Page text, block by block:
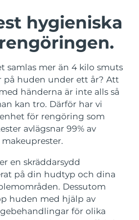
hygieniska
samlas mer än 4 kilo smuts
på huden under ett år? Att
händerna är inte alls så
kan tro. Därför har vi
för rengöring som
avlägsnar 99% av
en skräddarsydd
på din hudtyp och dina
Dessutom
huden med hjälp av
för olika
4-paket
massage
4 Plus
LED heating
4 Men
anti-aging massage
2-paket
toning
2 go
toning on-the-go
2 eyes & lips
line smoothing device
3-paket
hydration
3 LED
and red light therapy
Munvård
4
silicone sonic toothbrush
4 plus
silicone sonic toothbrush
BEHANDLING
LED-behandlingar
NEW
Förväntad leverans9/8/26
Förväntad leverans10/8/26
Förväntad leverans 15/8/26
Förväntad leverans 12/8/26
Förväntad leverans
Förväntad leverans
Förväntad leverans13/8/26
Förväntad leverans13/8/26